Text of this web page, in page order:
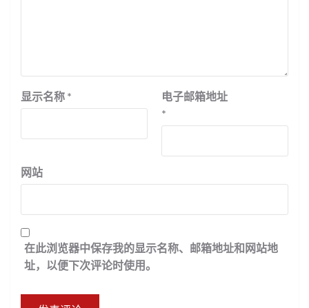
显示名称 *
电子邮箱地址
*
网站
在此浏览器中保存我的显示名称、邮箱地址和网站地
址，以便下次评论时使用。